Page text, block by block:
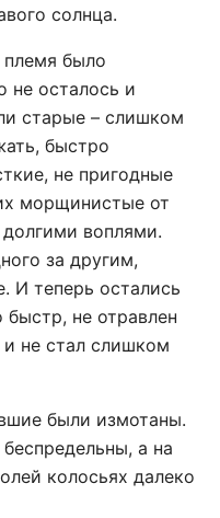
солнца.
племя было
не осталось и
старые – слишком
быстро
не пригодные
морщинистые от
воплями.
за другим,
И теперь остались
не отравлен
не стал слишком
были измотаны.
а на
колосьях далеко